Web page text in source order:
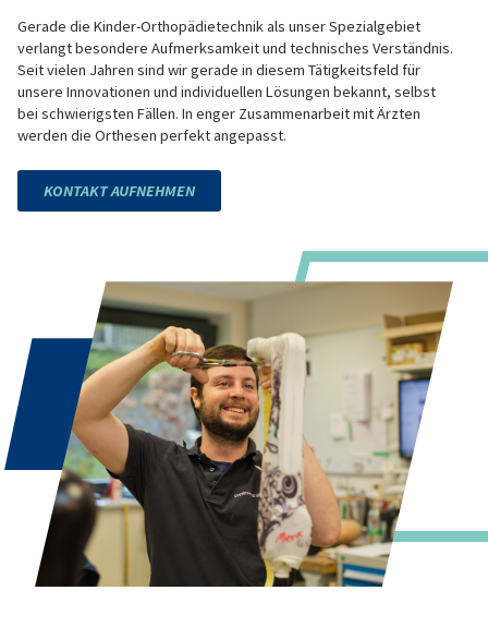
Gerade die Kinder-Orthopädietechnik als unser Spezialgebiet
verlangt besondere Aufmerksamkeit und technisches Verständnis.
Seit vielen Jahren sind wir gerade in diesem Tätigkeitsfeld für
unsere Innovationen und individuellen Lösungen bekannt, selbst
bei schwierigsten Fällen. In enger Zusammenarbeit mit Ärzten
werden die Orthesen perfekt angepasst.
KONTAKT AUFNEHMEN